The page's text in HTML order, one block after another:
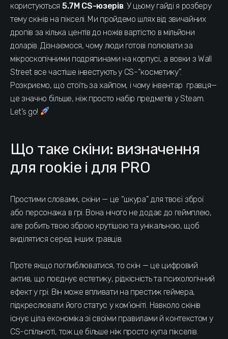
користуються 5.7М CS-юзерів. У цьому гайді я розберу
тему скінів на пікселі. Ми пройдемо шлях від звичайних
дропів за кілька центів до ножів вартістю в мільйони
доларів. Дізнаємося, чому люди готові полювати за
мікроскопічними подряпинами на корпусі, а вовки з Wall
Street все частіше інвестують у CS-“косметику”.
Розкриємо, що стоїть за хайпом, і чому інвентар гравця—
це значно більше, ніж просто набір предметів у Steam.
Let’s go!
Що таке скіни: визначення
для rookie і для PRO
Простими словами, скіни — це “шкура” для твоєї зброї
або персонажа в грі. Вона нічого не додає до геймплею,
але робить твою зброю крутішою та унікальною, щоб
виділятися серед інших гравців.
Проте якщо поглиблюватися, то скін — це цифровий
актив, що поєднує естетику, рідкісність та психологічний
ефект у грі. Він може впливати на престиж геймера,
підкреслювати його статус у ком’юніті. Навколо скінів
існує ціла економіка зі своїми правилами й контекстом у
CS-спільноті, тож це більше ніж просто купа пікселів.